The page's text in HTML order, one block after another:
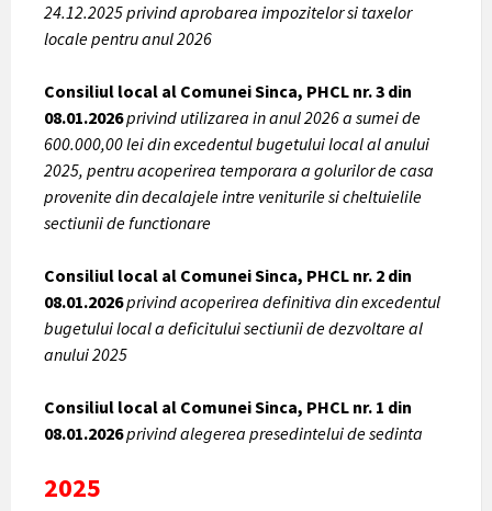
24.12.2025 privind aprobarea impozitelor si taxelor
locale pentru anul 2026
Consiliul local al Comunei Sinca, PHCL nr. 3 din
08.01.2026privind utilizarea in anul 2026 a sumei de
600.000,00 lei din excedentul bugetului local al anului
2025, pentru acoperirea temporara a golurilor de casa
provenite din decalajele intre veniturile si cheltuielile
sectiunii de functionare
Consiliul local al Comunei Sinca, PHCL nr. 2 din
08.01.2026privind acoperirea definitiva din excedentul
bugetului local a deficitului sectiunii de dezvoltare al
anului 2025
Consiliul local al Comunei Sinca, PHCL nr. 1 din
08.01.2026privind alegerea presedintelui de sedinta
2025